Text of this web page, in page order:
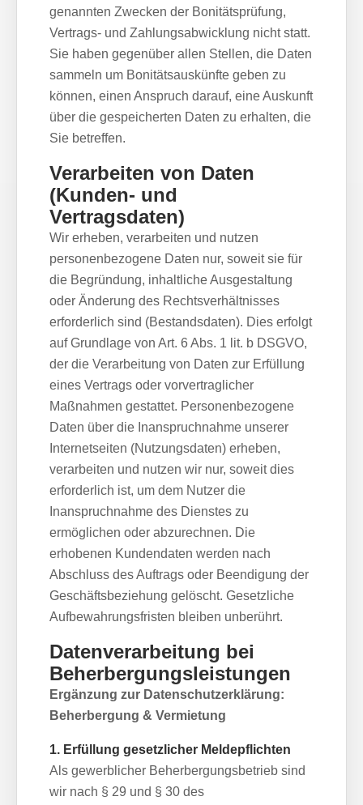
genannten Zwecken der Bonitätsprüfung,
Vertrags- und Zahlungsabwicklung nicht statt.
Sie haben gegenüber allen Stellen, die Daten
sammeln um Bonitätsauskünfte geben zu
können, einen Anspruch darauf, eine Auskunft
über die gespeicherten Daten zu erhalten, die
Sie betreffen.
Verarbeiten von Daten
(Kunden- und
Vertragsdaten)
Wir erheben, verarbeiten und nutzen
personenbezogene Daten nur, soweit sie für
die Begründung, inhaltliche Ausgestaltung
oder Änderung des Rechtsverhältnisses
erforderlich sind (Bestandsdaten). Dies erfolgt
auf Grundlage von Art. 6 Abs. 1 lit. b DSGVO,
der die Verarbeitung von Daten zur Erfüllung
eines Vertrags oder vorvertraglicher
Maßnahmen gestattet. Personenbezogene
Daten über die Inanspruchnahme unserer
Internetseiten (Nutzungsdaten) erheben,
verarbeiten und nutzen wir nur, soweit dies
erforderlich ist, um dem Nutzer die
Inanspruchnahme des Dienstes zu
ermöglichen oder abzurechnen. Die
erhobenen Kundendaten werden nach
Abschluss des Auftrags oder Beendigung der
Geschäftsbeziehung gelöscht. Gesetzliche
Aufbewahrungsfristen bleiben unberührt.
Datenverarbeitung bei
Beherbergungsleistungen
Ergänzung zur Datenschutzerklärung:
Beherbergung & Vermietung
1. Erfüllung gesetzlicher Meldepflichten
Als gewerblicher Beherbergungsbetrieb sind
wir nach § 29 und § 30 des